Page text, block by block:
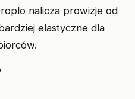
nalicza prowizje od
elastyczne dla